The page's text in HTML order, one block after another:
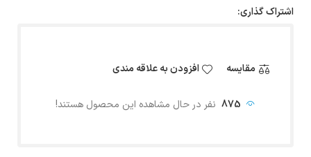
اشتراک گذاری:
مقایسه افزودن به علاقه مندی
875 نفر در حال مشاهده این محصول هستند!